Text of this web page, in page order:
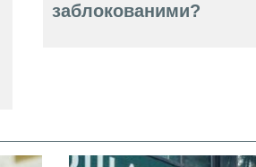
заблокованими?